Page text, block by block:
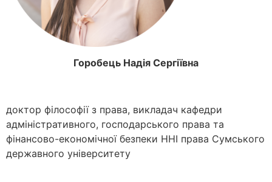
Горобець Надія Сергіївна
доктор філософії з права, викладач кафедри
адміністративного, господарського права та
фінансово-економічної безпеки ННІ права Сумського
державного університету